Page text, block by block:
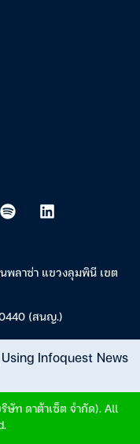
พลาซ่า แขวงลุมพินี เขต
(สนญ.)
Using Infoquest News
ท ดาต้าเซ็ต จำกัด). All